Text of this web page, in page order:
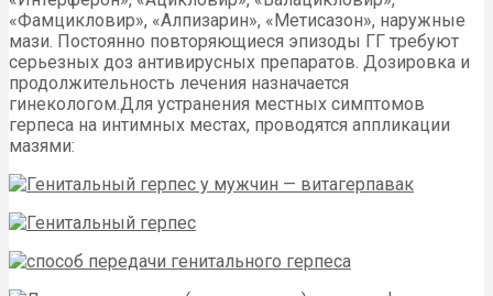
«Фамцикловир», «Алпизарин», «Метисазон», наружные
мази. Постоянно повторяющиеся эпизоды ГГ требуют
серьезных доз антивирусных препаратов. Дозировка и
продолжительность лечения назначается
гинекологом.Для устранения местных симптомов
герпеса на интимных местах, проводятся аппликации
мазями: